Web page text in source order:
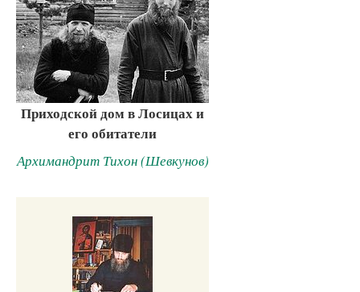
Приходской дом в Лосицах и
его обитатели
Архимандрит Тихон (Шевкунов)